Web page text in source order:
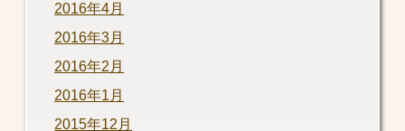
2016年4月
2016年3月
2016年2月
2016年1月
2015年12月